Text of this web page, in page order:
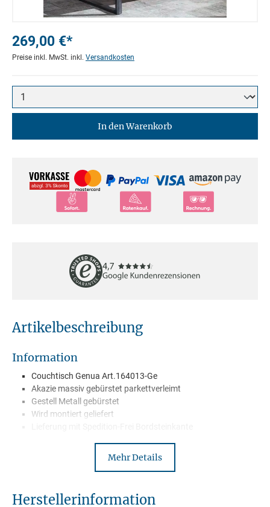
269,00 €*
Preise inkl. MwSt. inkl. Versandkosten
In den Warenkorb
Artikelbeschreibung
Information
Couchtisch Genua Art.164013-Ge
Akazie massiv gebürstet parkettverleimt
Gestell Metall gebürstet
Wird montiert geliefert
Genua ist eine unglaublich aussagekräftige überzeugende und
Mehr Details
Herstellerinformation